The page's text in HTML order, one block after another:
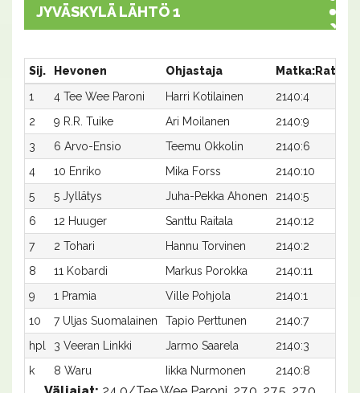
JYVÄSKYLÄ LÄHTÖ 1
Sij. Hevonen Ohjastaja Matka:Rata
1
4 Tee Wee Paroni Harri Kotilainen 2140:4
2
9 R.R. Tuike Ari Moilanen 2140:9
3
6 Arvo-Ensio Teemu Okkolin 2140:6
4
10 Enriko Mika Forss 2140:10
5
5 Jyllätys Juha-Pekka Ahonen 2140:5
6
12 Huuger Santtu Raitala 2140:12
7
2 Tohari Hannu Torvinen 2140:2
8
11 Kobardi Markus Porokka 2140:11
9
1 Pramia Ville Pohjola 2140:1
10
7 Uljas Suomalainen Tapio Perttunen 2140:7
hpl
3 Veeran Linkki Jarmo Saarela 2140:3
k
8 Waru Iikka Nurmonen 2140:8